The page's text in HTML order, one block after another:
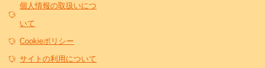
個人情報の取扱いにつ
いて
Cookieポリシー
サイトの利用について